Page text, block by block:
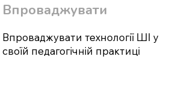
Впроваджувати
Впроваджувати технології ШІ у
своїй педагогічній практиці